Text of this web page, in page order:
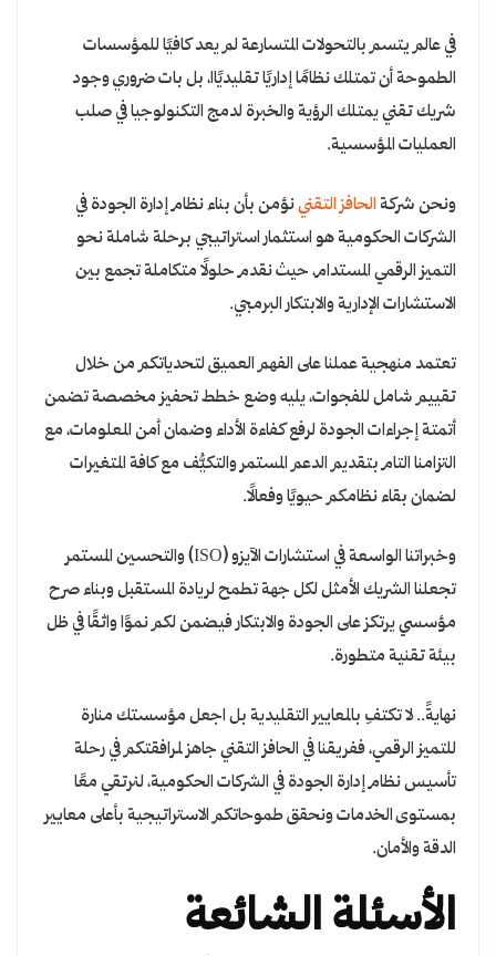
في عالم يتسم بالتحولات المتسارعة لم يعد كافيًا للمؤسسات
الطموحة أن تمتلك نظامًا إداريًا تقليديًاا، بل بات ضروري وجود
شريك تقني يمتلك الرؤية والخبرة لدمج التكنولوجيا في صلب
العمليات المؤسسية.
ونحن شركة الحافز التقنينؤمن بأن بناء نظام إدارة الجودة في
الشركات الحكومية هو استثمار استراتيجي برحلة شاملة نحو
التميز الرقمي المستدام، حيث نقدم حلولًا متكاملة تجمع بين
الاستشارات الإدارية والابتكار البرمجي.
تعتمد منهجية عملنا على الفهم العميق لتحدياتكم من خلال
تقييم شامل للفجوات، يليه وضع خطط تحفيز مخصصة تضمن
أتمتة إجراءات الجودة لرفع كفاءة الأداء وضمان أمن المعلومات، مع
التزامنا التام بتقديم الدعم المستمر والتكيُّف مع كافة المتغيرات
لضمان بقاء نظامكم حيويًا وفعالًا.
وخبراتنا الواسعة في استشارات الآيزو (ISO) والتحسين المستمر
تجعلنا الشريك الأمثل لكل جهة تطمح لريادة المستقبل وبناء صرح
مؤسسي يرتكز على الجودة والابتكار فيضمن لكم نموًا واثقًا في ظل
بيئة تقنية متطورة.
نهايةً.. لا تكتفِ بالمعايير التقليدية بل اجعل مؤسستك منارة
للتميز الرقمي، ففريقنا في الحافز التقني جاهز لمرافقتكم في رحلة
تأسيس نظام إدارة الجودة في الشركات الحكومية، لنرتقي معًا
بمستوى الخدمات ونحقق طموحاتكم الاستراتيجية بأعلى معايير
الدقة والأمان.
الأسئلة الشائعة